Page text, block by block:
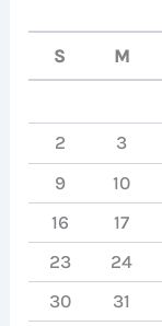
S M
2
3
9
10
16
17
23
24
30
31